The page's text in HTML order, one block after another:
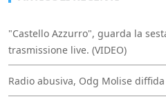
"Castello Azzurro", guarda la
trasmissione live. (VIDEO)
Radio abusiva, Odg Molise